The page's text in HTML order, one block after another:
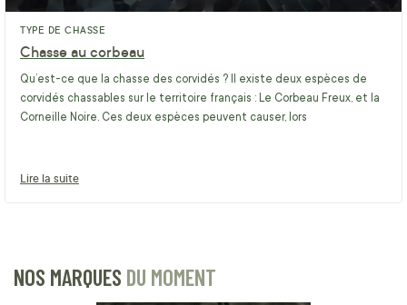
TYPE DE CHASSE
Chasse au corbeau
Qu’est-ce que la chasse des corvidés ? Il existe deux espèces de
corvidés chassables sur le territoire français : Le Corbeau Freux, et la
Corneille Noire. Ces deux espèces peuvent causer, lors
Lire la suite
NOS MARQUES DU MOMENT